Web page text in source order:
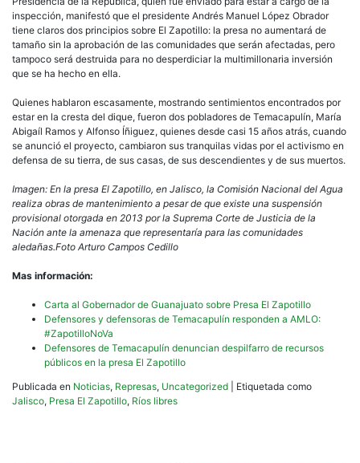
inspección, manifestó que el presidente Andrés Manuel López Obrador
tiene claros dos principios sobre El Zapotillo: la presa no aumentará de
tamaño sin la aprobación de las comunidades que serán afectadas, pero
tampoco será destruida para no desperdiciar la multimillonaria inversión
que se ha hecho en ella.
Quienes hablaron escasamente, mostrando sentimientos encontrados por
estar en la cresta del dique, fueron dos pobladores de Temacapulín, María
Abigaíl Ramos y Alfonso Íñiguez, quienes desde casi 15 años atrás, cuando
se anunció el proyecto, cambiaron sus tranquilas vidas por el activismo en
defensa de su tierra, de sus casas, de sus descendientes y de sus muertos.
Imagen: En la presa El Zapotillo, en Jalisco, la Comisión Nacional del Agua
realiza obras de mantenimiento a pesar de que existe una suspensión
provisional otorgada en 2013 por la Suprema Corte de Justicia de la
Nación ante la amenaza que representaría para las comunidades
aledañas.Foto Arturo Campos Cedillo
Mas información:
Carta al Gobernador de Guanajuato sobre Presa El Zapotillo
Defensores y defensoras de Temacapulín responden a AMLO:
#ZapotilloNoVa
Defensores de Temacapulín denuncian despilfarro de recursos
públicos en la presa El Zapotillo
Publicada en Noticias, Represas, Uncategorized
Etiquetada como
Jalisco, Presa El Zapotillo, Ríos libres